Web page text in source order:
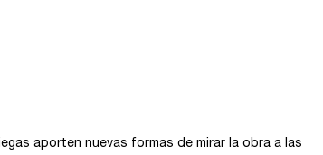
aporten nuevas formas de mirar la obra a las